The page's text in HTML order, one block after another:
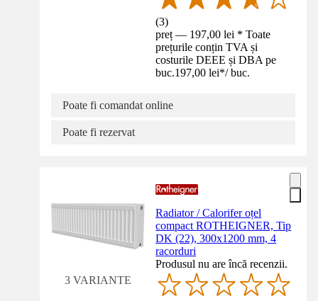
(3)
preț — 197,00 lei * Toate
prețurile conțin TVA și
costurile DEEE și DBA pe
buc.197,00 lei*/ buc.
Poate fi comandat online
Poate fi rezervat
3 VARIANTE
Radiator / Calorifer oțel
compact ROTHEIGNER, Tip
DK (22), 300x1200 mm, 4
racorduri
Produsul nu are încă recenzii.